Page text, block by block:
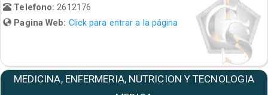
Telefono: 2612176
Pagina Web: Click para entrar a la página
MEDICINA, ENFERMERIA, NUTRICION Y TECNOLOGIA